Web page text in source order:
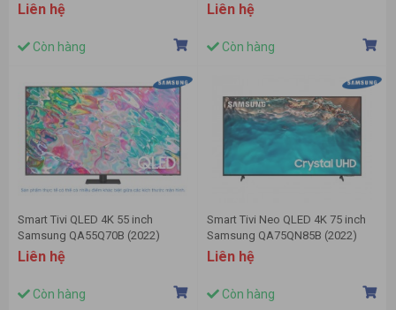
Liên hệ
Còn hàng
Liên hệ
Còn hàng
Smart Tivi QLED 4K 55 inch
Samsung QA55Q70B (2022)
Liên hệ
Còn hàng
Smart Tivi Neo QLED 4K 75 inch
Samsung QA75QN85B (2022)
Liên hệ
Còn hàng